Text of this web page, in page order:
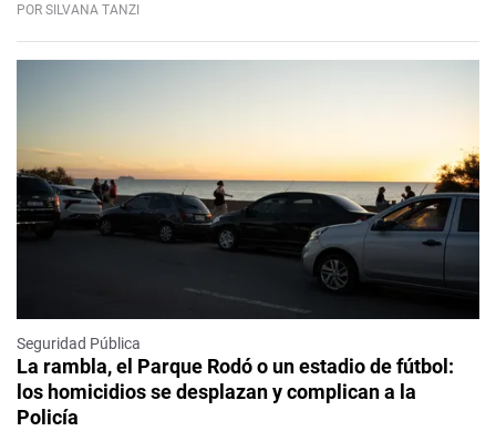
POR SILVANA TANZI
Seguridad Pública
La rambla, el Parque Rodó o un estadio de fútbol:
los homicidios se desplazan y complican a la
Policía